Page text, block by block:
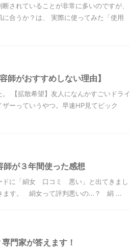
されていることが非常に多いのですが、
合うか？は、 実際に使ってみた「使用
師がおすすめしない理由】
【拡散希望】友人になんかすごいドライ
ーっていうやつ。早速HP見てビック
が３年間使った感想
ドに「絹女 口コミ 悪い」と出てきまし
す。 絹女って評判悪いの…？ 絹 ...
門家が答えます！